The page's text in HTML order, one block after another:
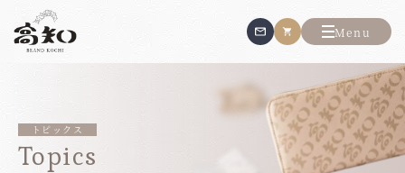
Menu
トピックス
Topics